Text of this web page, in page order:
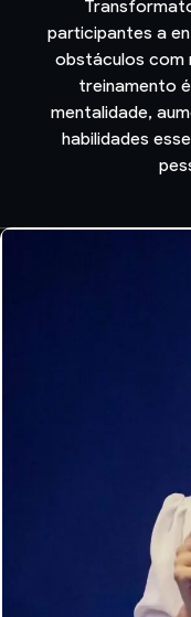
participantes a
obstáculos com
treinamento
mentalidade,
habilidades